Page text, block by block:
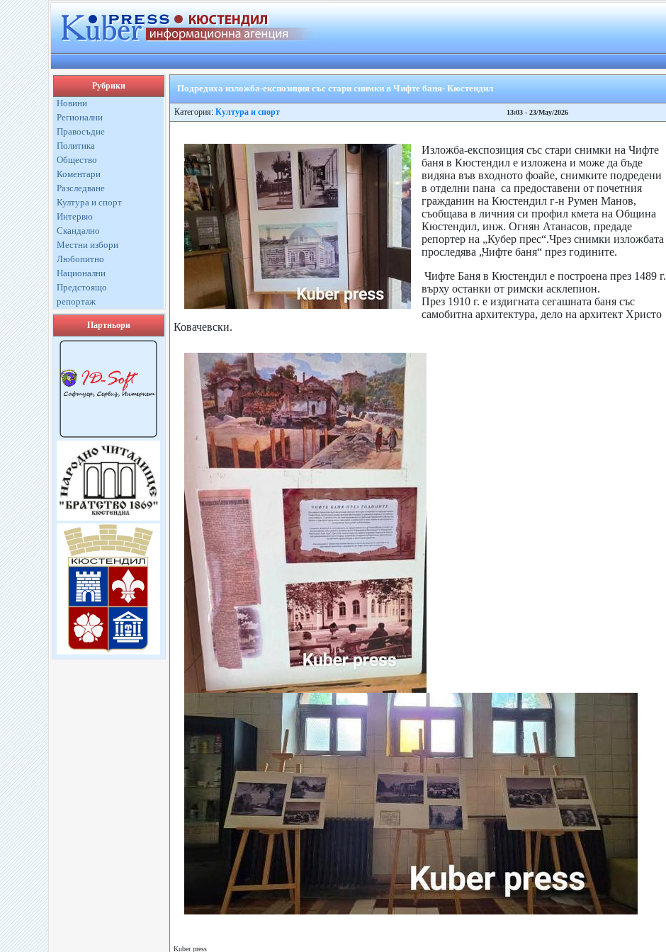
Рубрики
Новини
Регионални
Правосъдие
Политика
Общество
Коментари
Разследване
Култура и спорт
Интервю
Скандално
Местни избори
Любопитно
Национални
Предстоящо
репортаж
Партньори
Подредиха изложба-експозиция със стари снимки в Чифте баня- Кюстендил
Категория: Култура и спорт 13:03 - 23/May/2026
Изложба-експозиция със стари снимки на Чифте
баня в Кюстендил е изложена и може да бъде
видяна във входното фоайе, снимките подредени
в отделни пана са предоставени от почетния
гражданин на Кюстендил г-н Румен Манов,
съобщава в личния си профил кмета на Община
Кюстендил, инж. Огнян Атанасов, предаде
репортер на „Кубер прес“.Чрез снимки изложбата
проследява „Чифте баня“ през годините.
Чифте Баня в Кюстендил е построена през 1489 г.
върху останки от римски асклепион.
През 1910 г. е издигната сегашната баня със
самобитна архитектура, дело на архитект Христо
Ковачевски.
Kuber press